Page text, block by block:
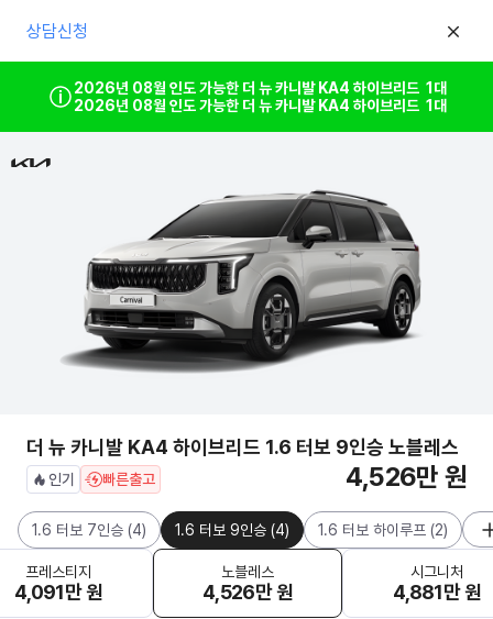
상담신청
2026년 08월 인도 가능한 더 뉴 카니발 KA4 하이브리드 1대
2026년 08월 인도 가능한 더 뉴 카니발 KA4 하이브리드 1대
더 뉴 카니발 KA4 하이브리드 1.6 터보 9인승 노블레스
인기 빠른출고 4,526만 원
1.6 터보 7인승 (4) 1.6 터보 9인승 (4) 1.6 터보 하이루프 (2)
프레스티지
4,091만 원
노블레스
4,526만 원
시그니처
4,881만 원